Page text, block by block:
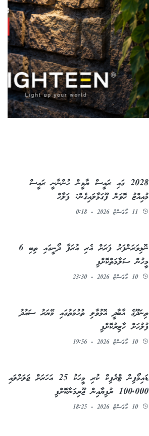
2028 ގައި ރައީސް ޔާމީން ހުންނާނީ ރައީސް
މުއިއްޒު ހޮވަން ފޫގަޅާލައިގެން: ފަލާހް
11 އޯގަސްޓު 2026 - 0:18
ނޮޅިވަރަންފަރު ފަރަށް އެރި އުރަފާ ދޯނީގައި ތިބި 6
މީހުން ސަލާމަތްކޮށްފި
10 އޯގަސްޓު 2026 - 23:30
ތިނަދޫގެ އާބާދީ އޮޅުވާލި ތުހުމަތުގައި މޭޔަރު ސައުދު
ފުލުހަށް ހާޒިރުކޮށްފި
10 އޯގަސްޓު 2026 - 19:56
ޑައިމޯފިން ޓްރެފިކް ކުރި މީހަކު 25 އަހަރަށް ޖަލަށްލައި
100,000 ރުފިޔާއިން ޖޫރިމަނާކޮށްފި
10 އޯގަސްޓު 2026 - 18:25